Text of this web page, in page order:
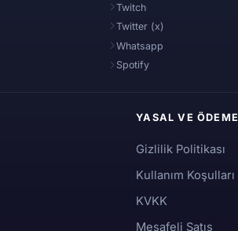
Twitch
Twitter (x)
Whatsapp
Spotify
YASAL VE ÖDEME
Gizlilik Politikası
Kullanım Koşulları
KVKK
Mesafeli Satış